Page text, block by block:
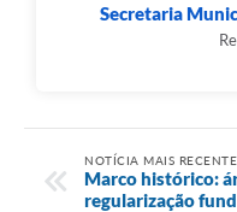
Secretaria
NOTÍCIA MAIS RECENTE
Marco histórico:
regularização